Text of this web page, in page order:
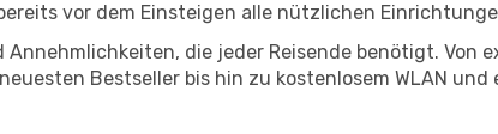
vor dem Einsteigen alle nützlichen
die jeder Reisende benötigt. Von
Bestseller bis hin zu kostenlosem WLAN